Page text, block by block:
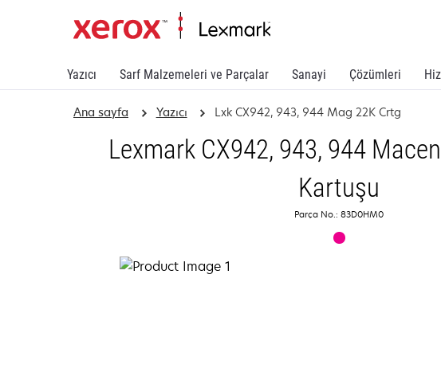
Yazıcı Sarf Malzemeleri ve Parçalar Sanayi Çözümleri
Ana sayfa Yazıcı Lxk CX942, 943, 944 Mag 22K Crtg
Lexmark CX942, 943, 944
Kartuşu
Parça No.: 83D0HM0